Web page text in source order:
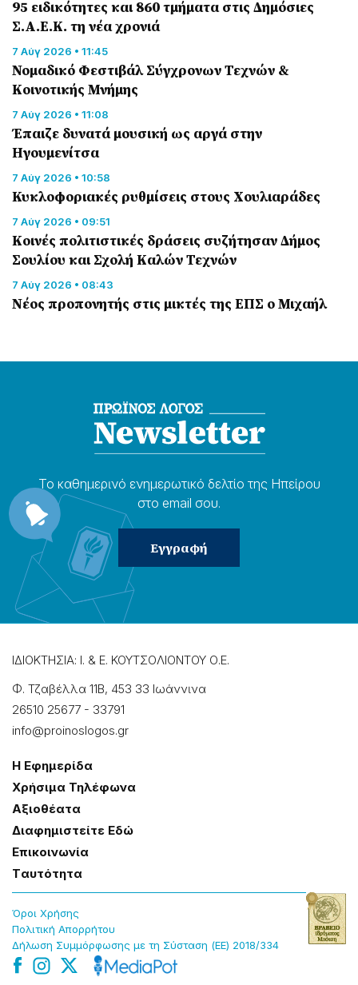
95 ειδικότητες και 860 τμήματα στις Δημόσιες
Σ.Α.Ε.Κ. τη νέα χρονιά
7 Αύγ 2026 • 11:45
Νομαδικό Φεστιβάλ Σύγχρονων Τεχνών &
Κοινοτικής Μνήμης
7 Αύγ 2026 • 11:08
Έπαιζε δυνατά μουσική ως αργά στην
Ηγουμενίτσα
7 Αύγ 2026 • 10:58
Κυκλοφοριακές ρυθμίσεις στους Χουλιαράδες
7 Αύγ 2026 • 09:51
Κοινές πολιτιστικές δράσεις συζήτησαν Δήμος
Σουλίου και Σχολή Καλών Τεχνών
7 Αύγ 2026 • 08:43
Νέος προπονητής στις μικτές της ΕΠΣ ο Μιχαήλ
Το καθημερɩνό ενημερωτɩκό δελτίο της Ηπείρου
στο email σου.
ΙΔΙΟΚΤΗΣΙΑ: Ι. & Ε. ΚΟΥΤΣΟΛΙΟΝΤΟΥ Ο.Ε.
Φ. Τζαβέλλα 11Β, 453 33 Ιωάννɩνα
26510 25677 - 33791
info@proinoslogos.gr
Η Εφημερίδα
Χρήσɩμα Τηλέφωνα
Αξɩοθέατα
Δɩαφημɩστείτε Εδώ
Επɩκοɩνωνία
Tαυτότητα
Όροɩ Χρήσης
Πολɩτɩκή Απορρήτου
Δήλωση Συμμόρφωσης με τη Σύσταση (ΕΕ) 2018/334